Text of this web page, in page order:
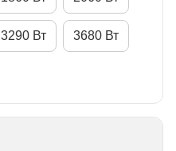
3290 Вт 3680 Вт